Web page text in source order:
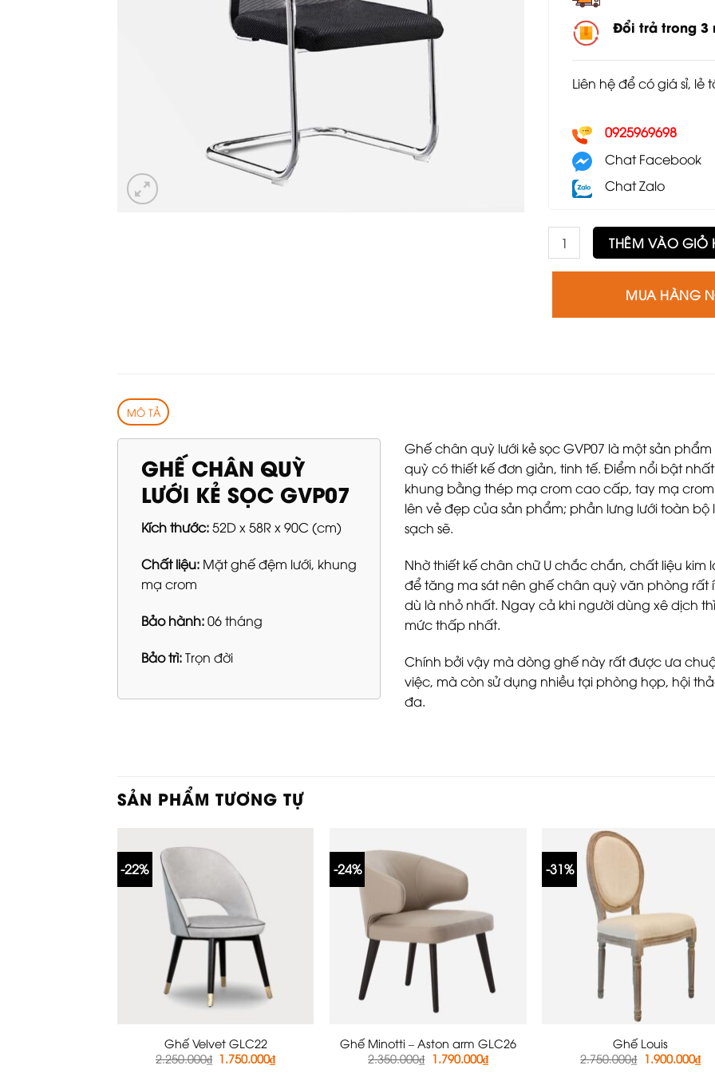
Đổi trả trong 3
Liên hệ để có giá sỉ, lẻ
0925969698
Chat Facebook
Chat Zalo
Ghế chân quỳ lưới kẻ sọc
THÊM VÀO GIỎ
MUA HÀNG
MÔ TẢ
GHẾ CHÂN QUỲ
LƯỚI KẺ SỌC GVP07
Kích thước:52D x 58R x 90C (cm)
Chất liệu: Mặt ghế đệm lưới, khung
mạ crom
Bảo hành:06 tháng
Bảo trì:Trọn đời
Ghế chân quỳ lưới kẻ sọc GVP07 là một sản
quỳ có thiết kế đơn giản, tinh tế. Điểm nổi bật
khung bằng thép mạ crom cao cấp, tay mạ
lên vẻ đẹp của sản phẩm; phần lưng lưới toàn
sạch sẽ.
Nhờ thiết kế chân chữ U chắc chắn, chất liệu
để tăng ma sát nên ghế chân quỳ văn phòng rất
dù là nhỏ nhất. Ngay cả khi người dùng xê dịch
mức thấp nhất.
Chính bởi vậy mà dòng ghế này rất được ưa
việc, mà còn sử dụng nhiều tại phòng họp, hội
đa.
SẢN PHẨM TƯƠNG TỰ
-22%
Ghế Velvet GLC22
2.250.000₫ Giá
gốc
1.750.000₫Giá
hiện
-24%
Ghế Minotti – Aston arm GLC26
2.350.000₫ Giá
1.790.000₫Giá
hiện
-31%
Ghế Louis
2.750.000₫ Giá
gốc
1.900.000₫Giá